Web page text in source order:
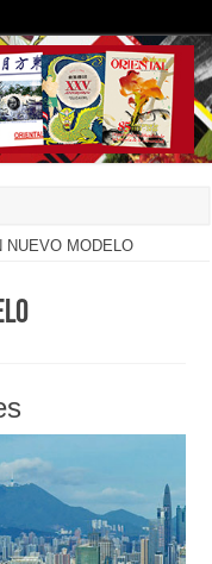
NUEVO MODELO